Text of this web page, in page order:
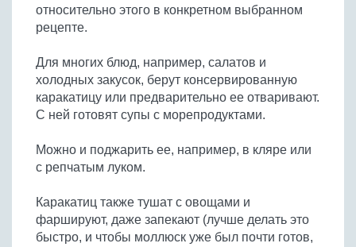
относительно этого в конкретном выбранном
рецепте.
Для многих блюд, например, салатов и
холодных закусок, берут консервированную
каракатицу или предварительно ее отваривают.
С ней готовят супы с морепродуктами.
Можно и поджарить ее, например, в кляре или
с репчатым луком.
Каракатиц также тушат с овощами и
фаршируют, даже запекают (лучше делать это
быстро, и чтобы моллюск уже был почти готов,